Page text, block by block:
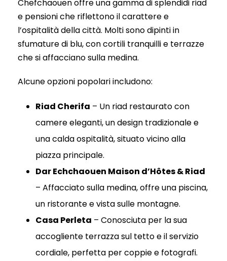
Chefchaouen offre una gamma di splendidi riad
e pensioni che riflettono il carattere e
l’ospitalità della città. Molti sono dipinti in
sfumature di blu, con cortili tranquilli e terrazze
che si affacciano sulla medina.
Alcune opzioni popolari includono:
Riad Cherifa – Un riad restaurato con
camere eleganti, un design tradizionale e
una calda ospitalità, situato vicino alla
piazza principale.
Dar Echchaouen Maison d’Hôtes & Riad
– Affacciato sulla medina, offre una piscina,
un ristorante e vista sulle montagne.
Casa Perleta – Conosciuta per la sua
accogliente terrazza sul tetto e il servizio
cordiale, perfetta per coppie e fotografi.